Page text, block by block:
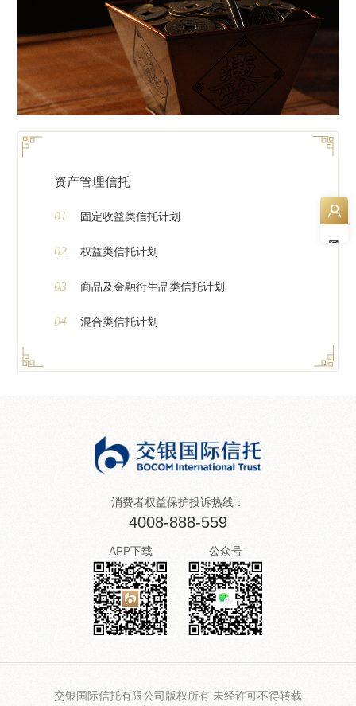
资产管理信托
01 固定收益类信托计划
02 权益类信托计划
03 商品及金融衍生品类信托计划
04 混合类信托计划
消费者权益保护投诉热线：
4008-888-559
APP下载 公众号
交银国际信托有限公司版权所有 未经许可不得转载